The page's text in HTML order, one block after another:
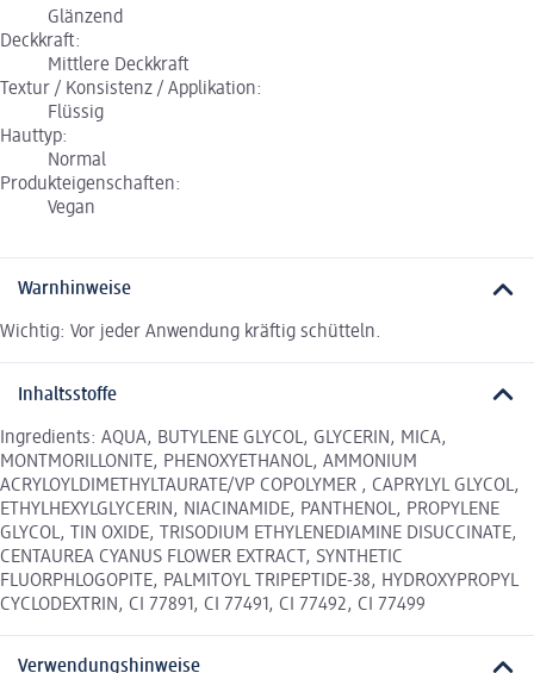
Glänzend
Deckkraft:
Mittlere Deckkraft
Textur / Konsistenz / Applikation:
Flüssig
Hauttyp:
Normal
Produkteigenschaften:
Vegan
Warnhinweise
Wichtig: Vor jeder Anwendung kräftig schütteln.
Inhaltsstoffe
Ingredients: AQUA, BUTYLENE GLYCOL, GLYCERIN, MICA,
MONTMORILLONITE, PHENOXYETHANOL, AMMONIUM
ACRYLOYLDIMETHYLTAURATE/VP COPOLYMER , CAPRYLYL GLYCOL,
ETHYLHEXYLGLYCERIN, NIACINAMIDE, PANTHENOL, PROPYLENE
GLYCOL, TIN OXIDE, TRISODIUM ETHYLENEDIAMINE DISUCCINATE,
CENTAUREA CYANUS FLOWER EXTRACT, SYNTHETIC
FLUORPHLOGOPITE, PALMITOYL TRIPEPTIDE-38, HYDROXYPROPYL
CYCLODEXTRIN, CI 77891, CI 77491, CI 77492, CI 77499
Verwendungshinweise